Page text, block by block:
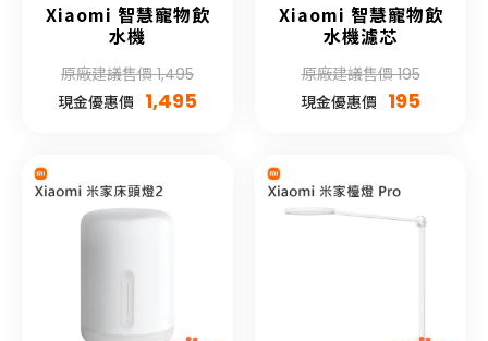
Xiaomi 智慧寵物飲
水機
原廠建議售價 1,495
現金優惠價 1,495
Xiaomi 智慧寵物飲
水機濾芯
原廠建議售價 195
現金優惠價 195